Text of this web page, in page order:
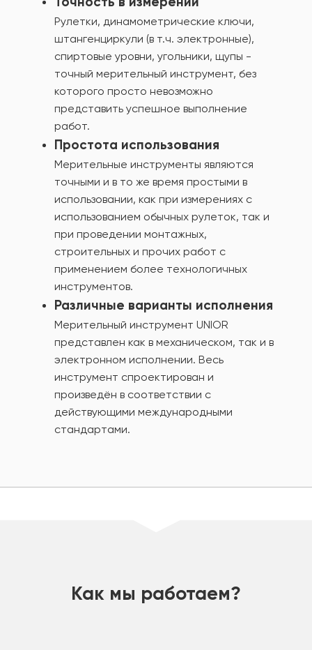
Рулетки, динамометрические ключи,
штангенциркули (в т.ч. электронные),
спиртовые уровни, угольники, щупы -
точный мерительный инструмент, без
которого просто невозможно
представить успешное выполнение
работ.
Простота использования
Мерительные инструменты являются
точными и в то же время простыми в
использовании, как при измерениях с
использованием обычных рулеток, так и
при проведении монтажных,
строительных и прочих работ с
применением более технологичных
инструментов.
Различные варианты исполнения
Мерительный инструмент UNIOR
представлен как в механическом, так и в
электронном исполнении. Весь
инструмент спроектирован и
произведён в соответствии с
действующими международными
стандартами.
Как мы работаем?